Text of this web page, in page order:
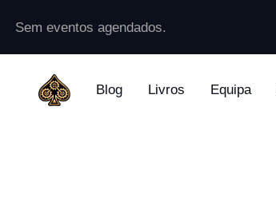
Sem eventos agendados.
Blog Livros Equipa